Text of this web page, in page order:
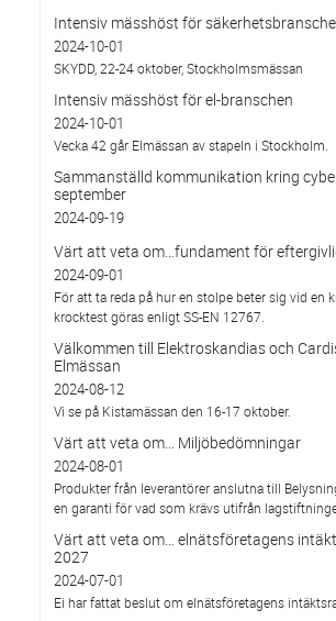
Intensiv mässhöst för
2024-10-01
SKYDD, 22-24 oktober, Stockholmsmässan
Intensiv mässhöst för el-branschen
2024-10-01
Vecka 42 går Elmässan av stapeln i Stockholm.
Sammanställd kommunikation kring
september
2024-09-19
Värt att veta om…fundament för
2024-09-01
För att ta reda på hur en stolpe beter sig vid en
krocktest göras enligt SS-EN 12767.
Välkommen till Elektroskandias och
Elmässan
2024-08-12
Vi se på Kistamässan den 16-17 oktober.
Värt att veta om... Miljöbedömningar
2024-08-01
Produkter från leverantörer anslutna till
en garanti för vad som krävs utifrån
Värt att veta om… elnätsföretagens
2027
2024-07-01
Ei har fattat beslut om elnätsföretagens